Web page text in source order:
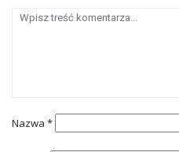
Nazwa *